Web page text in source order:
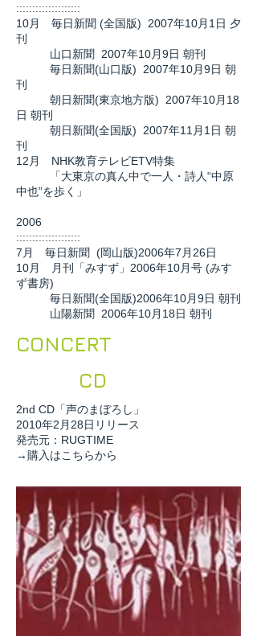
::::::::::::::::::::
10月 毎日新聞 (全国版) 2007年10月1日 夕
刊
山口新聞 2007年10月9日 朝刊
毎日新聞(山口版) 2007年10月9日 朝
刊
朝日新聞(東京地方版) 2007年10月18
日 朝刊
朝日新聞(全国版) 2007年11月1日 朝
刊
12月 NHK教育テレビETV特集
「大東京の真ん中で一人・詩人“中原
中也”を歩く」
2006
::::::::::::::::::::
7月 毎日新聞 (岡山版)2006年7月26日
10月 月刊「みすず」2006年10月号 (みす
ず書房)
毎日新聞(全国版)2006年10月9日 朝刊
山陽新聞 2006年10月18日 朝刊
CONCERT
CD
2nd CD「声のまぼろし」
2010年2月28日リリース
発売元：RUGTIME
→購入はこちらから